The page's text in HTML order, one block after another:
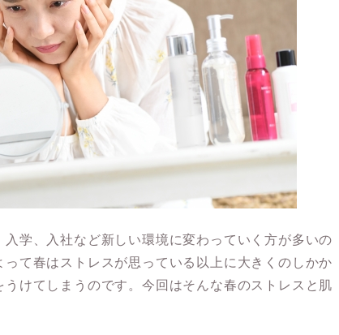
学、入社など新しい環境に変わっていく方が多いの
て春はストレスが思っている以上に大きくのしかか
けてしまうのです。今回はそんな春のストレスと肌